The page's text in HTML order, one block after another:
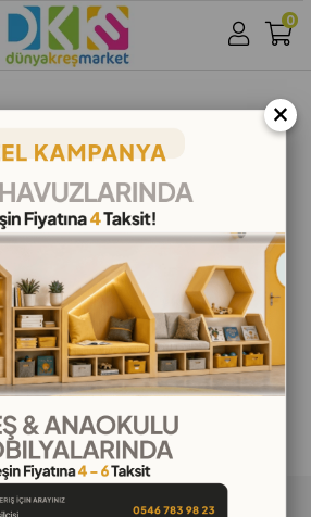
Google İle Bağlan
0
ALIŞVERİŞ BİLGİLERİ
×